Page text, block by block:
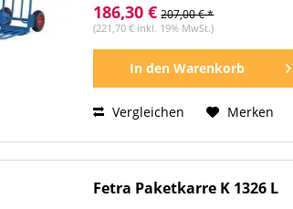
186,30 € 207,00 € *
(221,70 € inkl. 19% MwSt.)
In den Warenkorb
Vergleichen Merken
Fetra Paketkarre K 1326 L